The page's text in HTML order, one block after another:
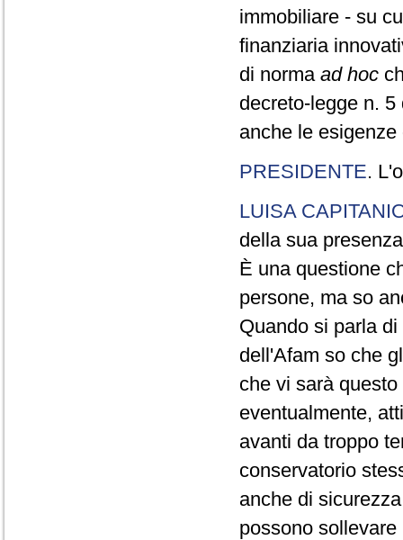
immobiliare - su
finanziaria
di norma ad hoc
decreto-legge n.
anche le
PRESIDENTE.
LUISA
della sua
È una questione
persone, ma so
Quando si parla
dell'Afam so che
che vi sarà
eventualmente,
avanti da troppo
conservatorio
anche di
possono